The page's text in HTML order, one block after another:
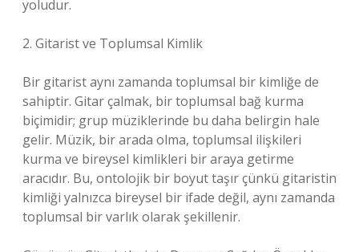
yoludur.
2. Gitarist ve Toplumsal Kimlik
Bir gitarist aynı zamanda toplumsal bir kimliğe de
sahiptir. Gitar çalmak, bir toplumsal bağ kurma
biçimidir; grup müziklerinde bu daha belirgin hale
gelir. Müzik, bir arada olma, toplumsal ilişkileri
kurma ve bireysel kimlikleri bir araya getirme
aracıdır. Bu, ontolojik bir boyut taşır çünkü gitaristin
kimliği yalnızca bireysel bir ifade değil, aynı zamanda
toplumsal bir varlık olarak şekillenir.